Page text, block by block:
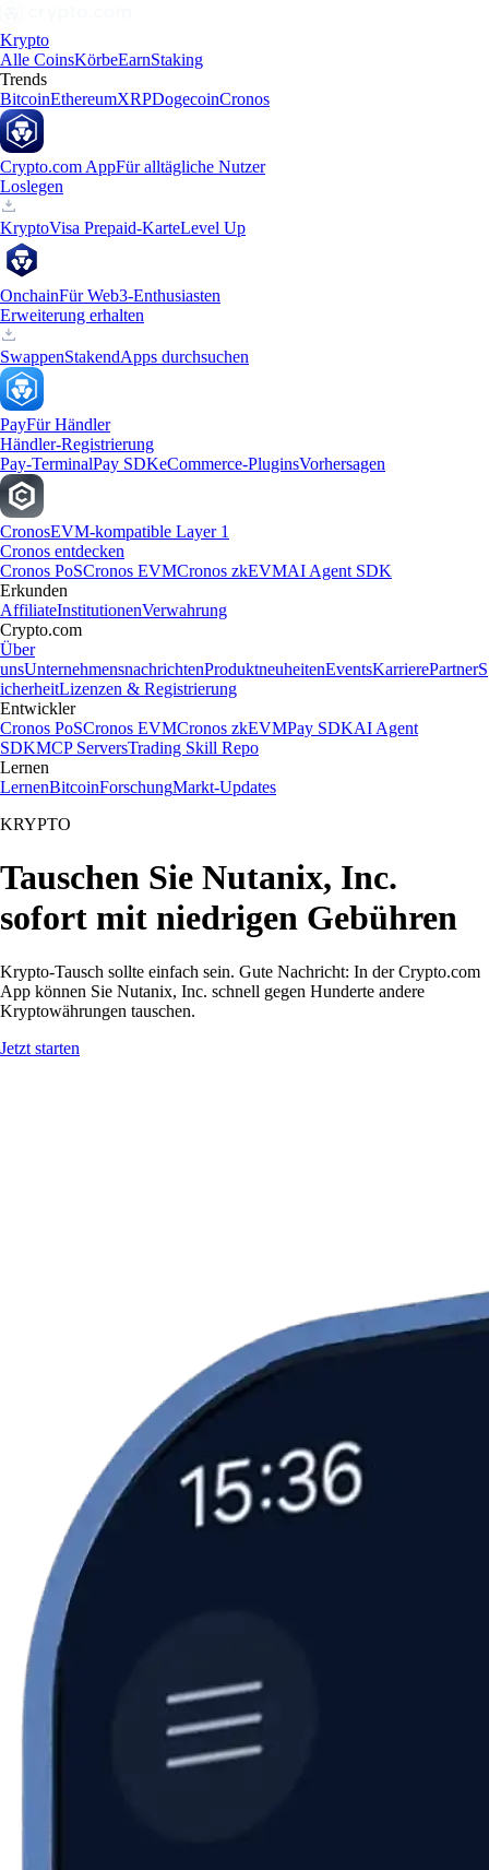
Krypto
Alle CoinsKörbeEarnStaking
Trends
BitcoinEthereumXRPDogecoinCronos
Crypto.com AppFür alltägliche Nutzer
Loslegen
KryptoVisa Prepaid-KarteLevel Up
OnchainFür Web3-Enthusiasten
Erweiterung erhalten
SwappenStakendApps durchsuchen
PayFür Händler
Händler-Registrierung
Pay-TerminalPay SDKeCommerce-PluginsVorhersagen
CronosEVM-kompatible Layer 1
Cronos entdecken
Cronos PoSCronos EVMCronos zkEVMAI Agent SDK
Erkunden
AffiliateInstitutionenVerwahrung
Crypto.com
Über
unsUnternehmensnachrichtenProduktneuheitenEventsKarrierePartnerS
icherheitLizenzen & Registrierung
Entwickler
Cronos PoSCronos EVMCronos zkEVMPay SDKAI Agent
SDKMCP ServersTrading Skill Repo
Lernen
LernenBitcoinForschungMarkt-Updates
KRYPTO
Tauschen Sie Nutanix, Inc.
sofort mit niedrigen Gebühren
Krypto-Tausch sollte einfach sein. Gute Nachricht: In der Crypto.com
App können Sie Nutanix, Inc. schnell gegen Hunderte andere
Kryptowährungen tauschen.
Jetzt starten